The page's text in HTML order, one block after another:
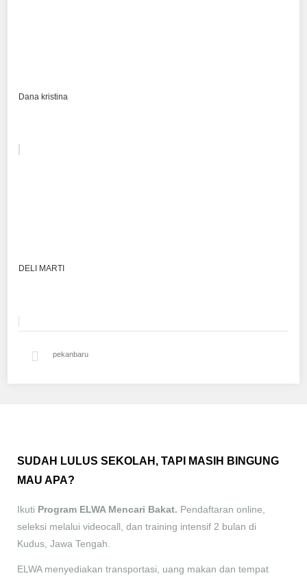
Dana kristina
DELI MARTI
pekanbaru
SUDAH LULUS SEKOLAH, TAPI MASIH BINGUNG
MAU APA?
Ikuti Program ELWA Mencari Bakat. Pendaftaran online,
seleksi melalui videocall, dan training intensif 2 bulan di
Kudus, Jawa Tengah.
ELWA menyediakan transportasi, uang makan dan tempat